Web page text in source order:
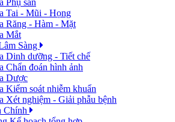
Tai - Mũi - Họng
Răng - Hàm - Mặt
Mắt
Sàng
Dinh dưỡng - Tiết chế
Chẩn đoán hình ảnh
Dược
Kiểm soát nhiễm khuẩn
Xét nghiệm - Giải phẫu bệnh
Chính